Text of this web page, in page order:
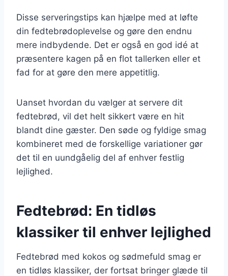
Disse serveringstips kan hjælpe med at løfte
din fedtebrødoplevelse og gøre den endnu
mere indbydende. Det er også en god idé at
præsentere kagen på en flot tallerken eller et
fad for at gøre den mere appetitlig.
Uanset hvordan du vælger at servere dit
fedtebrød, vil det helt sikkert være en hit
blandt dine gæster. Den søde og fyldige smag
kombineret med de forskellige variationer gør
det til en uundgåelig del af enhver festlig
lejlighed.
Fedtebrød: En tidløs
klassiker til enhver lejlighed
Fedtebrød med kokos og sødmefuld smag er
en tidløs klassiker, der fortsat bringer glæde til